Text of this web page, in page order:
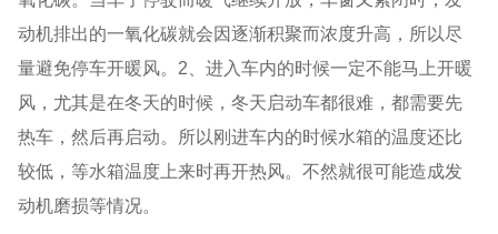
动机排出的一氧化碳就会因逐渐积聚而浓度升高，所以尽
量避免停车开暖风。2、进入车内的时候一定不能马上开暖
风，尤其是在冬天的时候，冬天启动车都很难，都需要先
热车，然后再启动。所以刚进车内的时候水箱的温度还比
较低，等水箱温度上来时再开热风。不然就很可能造成发
动机磨损等情况。